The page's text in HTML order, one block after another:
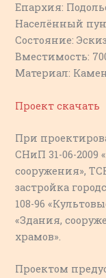
Епархия:
Населённый
Состояние:
Вместимость:
Материал:
Проект скачать
При
СНиП 31-06-2009
сооружения»,
застройка
108-96
«Здания,
храмов».
Проектом